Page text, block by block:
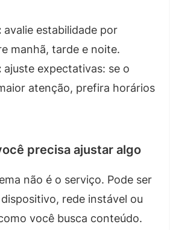
avalie estabilidade por
manhã, tarde e noite.
ajuste expectativas: se o
atenção, prefira horários
precisa ajustar algo
não é o serviço. Pode ser
rede instável ou
você busca conteúdo.